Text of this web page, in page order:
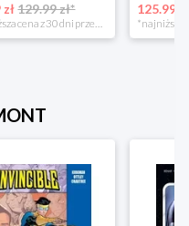
129.99 zł*
*najniższa cena z 30 dni przed obniżką
125.99 zł